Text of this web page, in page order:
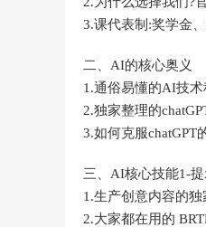
3.课代表制:奖学金
二、AI的核心奥义
1.通俗易懂的AI技
2.独家整理的
3.如何克服chatGPT
三、AI核心技能1-
1.生产创意内容的独
2.大家都在用的